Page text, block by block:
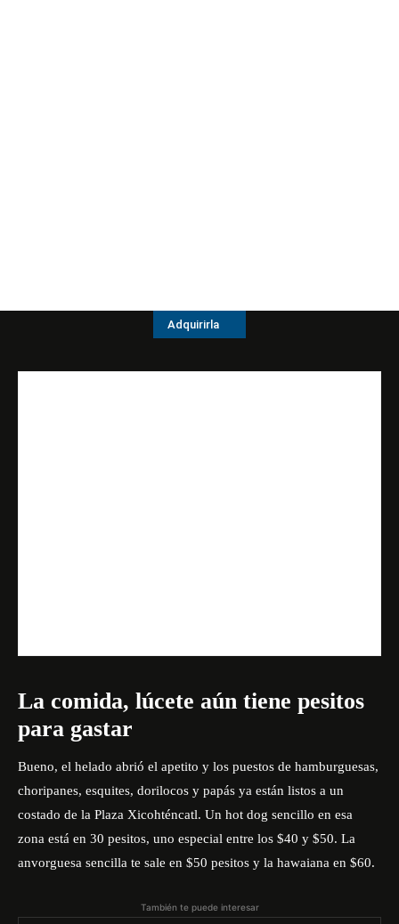
Adquirirla
La comida, lúcete aún tiene pesitos
para gastar
Bueno, el helado abrió el apetito y los puestos de hamburguesas,
choripanes, esquites, dorilocos y papás ya están listos a un
costado de la Plaza Xicohténcatl. Un hot dog sencillo en esa
zona está en 30 pesitos, uno especial entre los $40 y $50. La
anvorguesa sencilla te sale en $50 pesitos y la hawaiana en $60.
También te puede interesar